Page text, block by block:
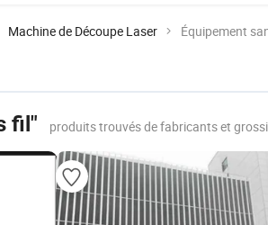
Machine de Découpe Laser Équipement
fil" produits trouvés de fabricants et